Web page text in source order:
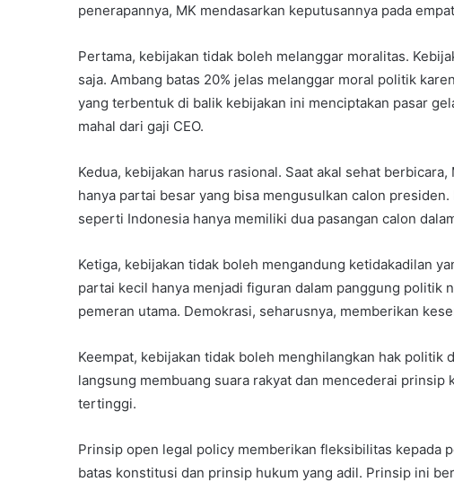
penerapannya, MK mendasarkan keputusannya pada
Pertama, kebijakan tidak boleh melanggar moralitas.
saja. Ambang batas 20% jelas melanggar moral politik
yang terbentuk di balik kebijakan ini menciptakan pasar
mahal dari gaji CEO.
Kedua, kebijakan harus rasional. Saat akal sehat
hanya partai besar yang bisa mengusulkan calon
seperti Indonesia hanya memiliki dua pasangan calon
Ketiga, kebijakan tidak boleh mengandung ketidakadilan
partai kecil hanya menjadi figuran dalam panggung politik
pemeran utama. Demokrasi, seharusnya, memberikan
Keempat, kebijakan tidak boleh menghilangkan hak politik
langsung membuang suara rakyat dan mencederai prinsip
tertinggi.
Prinsip open legal policy memberikan fleksibilitas kepada
batas konstitusi dan prinsip hukum yang adil. Prinsip ini